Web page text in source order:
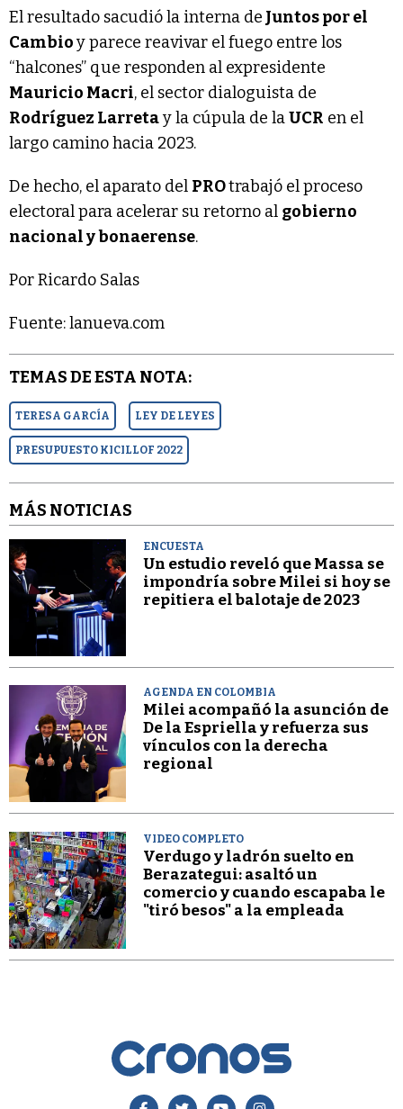
El resultado sacudió la interna de Juntos por el
Cambioy parece reavivar el fuego entre los
“halcones” que responden al expresidente
Mauricio Macri, el sector dialoguista de
Rodríguez Larretay la cúpula de laUCR en el
largo camino hacia 2023.
De hecho, el aparato del PROtrabajó el proceso
electoral para acelerar su retorno al gobierno
nacional y bonaerense.
Por Ricardo Salas
Fuente: lanueva.com
TEMAS DE ESTA NOTA:
TERESA GARCÍA LEY DE LEYES
PRESUPUESTO KICILLOF 2022
MÁS NOTICIAS
ENCUESTA
Un estudio reveló que Massa se
impondría sobre Milei si hoy se
repitiera el balotaje de 2023
AGENDA EN COLOMBIA
Milei acompañó la asunción de
De la Espriella y refuerza sus
vínculos con la derecha
regional
VIDEO COMPLETO
Verdugo y ladrón suelto en
Berazategui: asaltó un
comercio y cuando escapaba le
"tiró besos" a la empleada